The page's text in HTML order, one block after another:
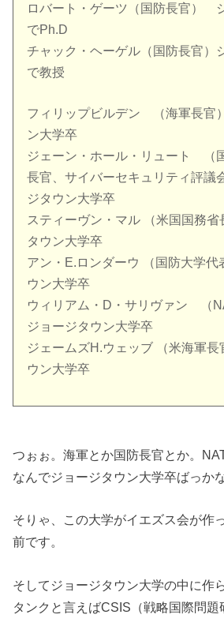
ロバート・ゲーツ（国防長官）
でPh.D
チャック・ヘーゲル（国防長官）
で教授
フィリップビルデン （海軍長官
ン大学卒
ジェーン・ホール・リュート （
長官、サイバーセキュリティ評
ジタウン大学卒
スティーヴン・マル （米国国務
タウン大学卒
アン・E.ロンダーウ （国防大学
ウン大学卒
ウィリアム・D・サリヴァン （
ジョージタウン大学卒
ジェームズH.ウェッブ （米海軍
ウン大学卒
つぉぉ。海軍とか国防長官とか。
なんでジョージタウン大学卒ばっか
そりゃ、この大学がイエズス会が作
前です。
そしてジョージタウン大学の中に作
タンクと言えばCSIS（戦略国際問題